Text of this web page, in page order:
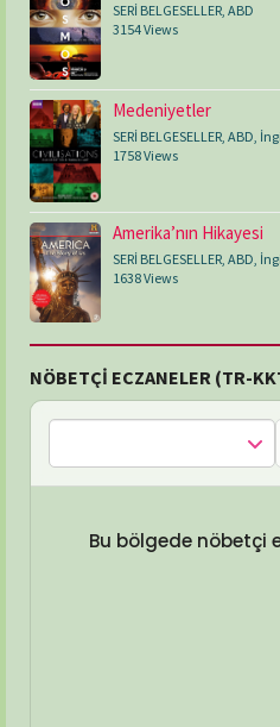
SERİ BELGESELLER, ABD
3154 Views
Medeniyetler
SERİ BELGESELLER, ABD,
1758 Views
Amerika’nın Hikayesi
SERİ BELGESELLER ABD
1638 Views
NÖBETÇİ ECZANELER (TR-
Bu bölgede nöbetçi